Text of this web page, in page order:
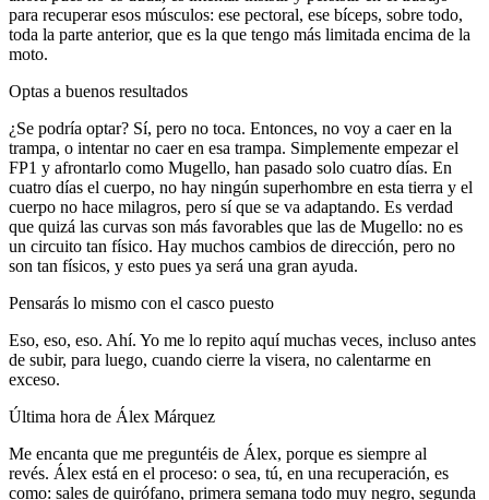
para recuperar esos músculos: ese pectoral, ese bíceps, sobre todo,
toda la parte anterior, que es la que tengo más limitada encima de la
moto.
Optas a buenos resultados
¿Se podría optar? Sí, pero no toca. Entonces, no voy a caer en la
trampa, o intentar no caer en esa trampa. Simplemente empezar el
FP1 y afrontarlo como Mugello, han pasado solo cuatro días. En
cuatro días el cuerpo, no hay ningún superhombre en esta tierra y el
cuerpo no hace milagros, pero sí que se va adaptando. Es verdad
que quizá las curvas son más favorables que las de Mugello: no es
un circuito tan físico. Hay muchos cambios de dirección, pero no
son tan físicos, y esto pues ya será una gran ayuda.
Pensarás lo mismo con el casco puesto
Eso, eso, eso. Ahí. Yo me lo repito aquí muchas veces, incluso antes
de subir, para luego, cuando cierre la visera, no calentarme en
exceso.
Última hora de Álex Márquez
Me encanta que me preguntéis de Álex, porque es siempre al
revés. Álex está en el proceso: o sea, tú, en una recuperación, es
como: sales de quirófano, primera semana todo muy negro, segunda